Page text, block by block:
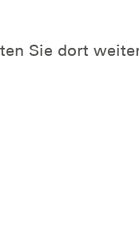
Sie dort